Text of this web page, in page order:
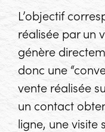
L’objectif
réalisée par un
génère
donc une
vente réalisée
un contact
ligne, une visite